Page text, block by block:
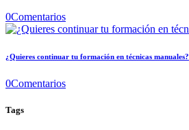
0Comentarios
¿Quieres continuar tu formación en técnicas manuales?
0Comentarios
Tags